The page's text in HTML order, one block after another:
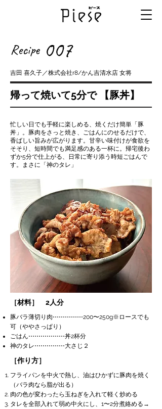
Recipe 007
吉田 喜久子／株式会社r8/かん吉清水店 女将
帰って焼いて5分で 【豚丼】
忙しい日でも手軽に楽しめる、焼くだけ簡単「豚
丼」。豚肉をさっと焼き、ごはんにのせるだけで、
香ばしい旨みが広がります。甘辛い味付けが食欲を
そそり、短時間でも満足感のある一杯に。帰宅後わ
ずか5分で仕上がる、日常に寄り添う時短ごはんで
す。まさに「神のタレ」
［材料］ 2人分
豚バラ薄切り肉⋯⋯⋯⋯⋯200〜250g※ロースでも
可（ややさっぱり）
ごはん⋯⋯⋯⋯⋯⋯丼2杯分
神のタレ⋯⋯⋯⋯⋯大さじ２
［作り方］
フライパンを中火で熱し、油はひかずに豚肉を焼く
（バラ肉なら脂が出る）
肉の色が変わったら玉ねぎを入れて軽く炒める
タレを全部入れて弱め中火にし、1〜2分煮絡める→